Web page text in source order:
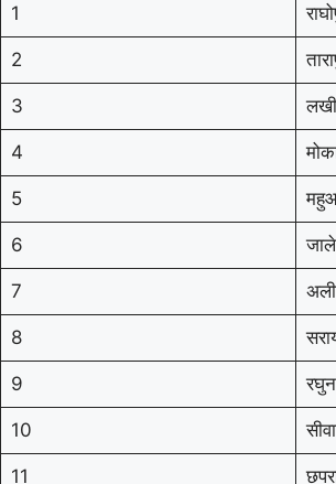
1
2
3
4
5
6 जाले
7
8
9
10
11